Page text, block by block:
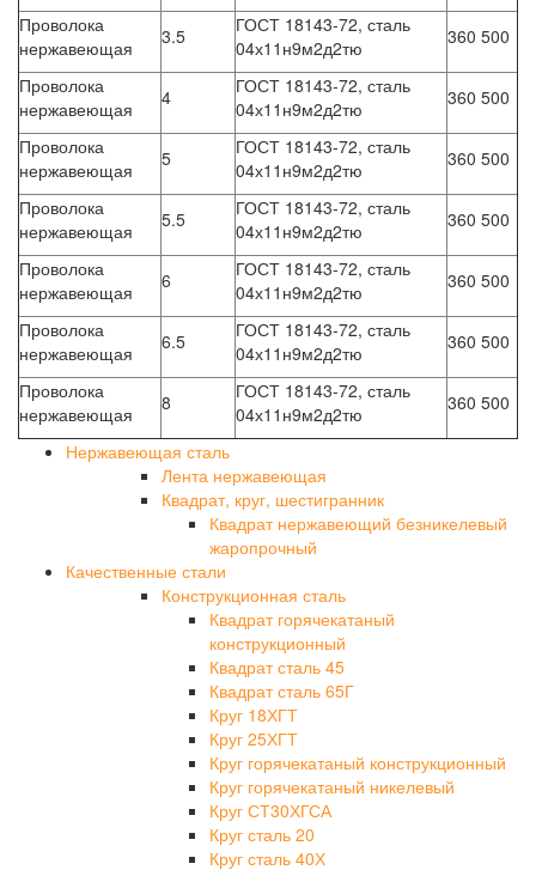
Проволока
нержавеющая
3.5
ГОСТ 18143-72, сталь
04х11н9м2д2тю
360 500
Проволока
нержавеющая
4
ГОСТ 18143-72, сталь
04х11н9м2д2тю
360 500
Проволока
нержавеющая
5
ГОСТ 18143-72, сталь
04х11н9м2д2тю
360 500
Проволока
нержавеющая
5.5
ГОСТ 18143-72, сталь
04х11н9м2д2тю
360 500
Проволока
нержавеющая
6
ГОСТ 18143-72, сталь
04х11н9м2д2тю
360 500
Проволока
нержавеющая
6.5
ГОСТ 18143-72, сталь
04х11н9м2д2тю
360 500
Проволока
нержавеющая
8
ГОСТ 18143-72, сталь
04х11н9м2д2тю
360 500
Нержавеющая сталь
Лента нержавеющая
Квадрат, круг, шестигранник
Квадрат нержавеющий безникелевый
жаропрочный
Качественные стали
Конструкционная сталь
Квадрат горячекатаный
конструкционный
Квадрат сталь 45
Квадрат сталь 65Г
Круг 18ХГТ
Круг 25ХГТ
Круг горячекатаный конструкционный
Круг горячекатаный никелевый
Круг СТ30ХГСА
Круг сталь 20
Круг сталь 40Х